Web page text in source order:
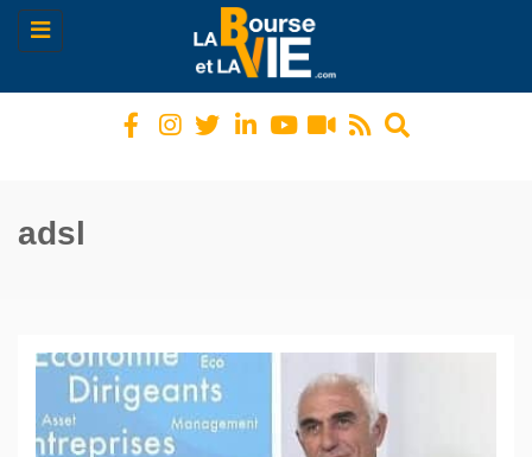
Toggle
navigation
adsl